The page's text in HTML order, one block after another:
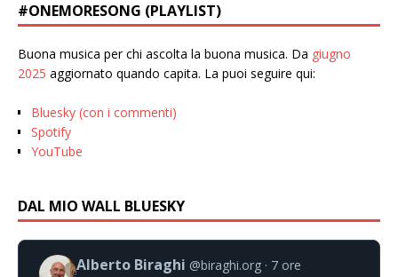
#ONEMORESONG (PLAYLIST)
Buona musica per chi ascolta la buona musica. Da giugno
2025 aggiornato quando capita. La puoi seguire qui:
Bluesky (con i commenti)
Spotify
YouTube
DAL MIO WALL BLUESKY
Alberto Biraghi @biraghi.org 7 ore